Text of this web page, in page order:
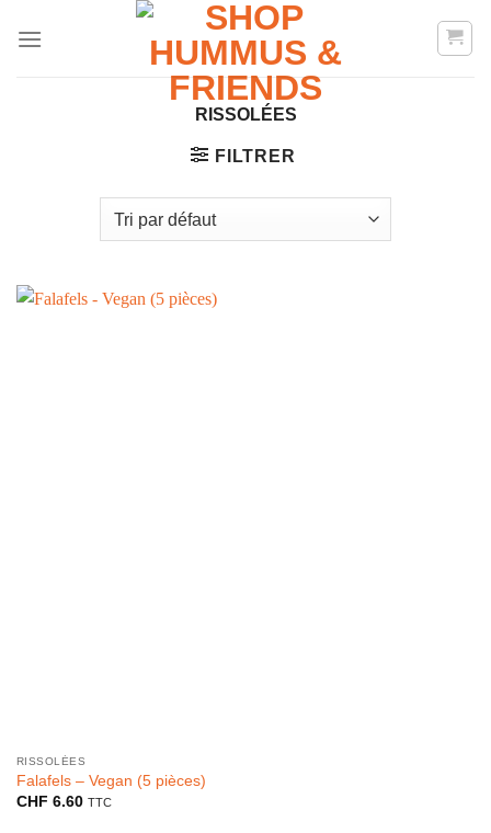
RISSOLÉES
FILTRER
RISSOLÉES
Falafels – Vegan (5 pièces)
CHF 6.60 TTC